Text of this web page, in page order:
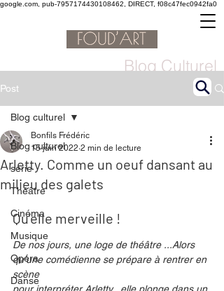
google.com, pub-7957174430108462, DIRECT, f08c47fec0942fa0
Blog Culturel
Post
Blog culturel
serie
Théâtre
Cinéma
Musique
Opéra
Danse
Blog culturel
Arletty. Comme un oeuf dansant au
milieu des galets
Bonfils Frédéric
15 juin 2022 2 min de lecture
Qu’elle merveille !
De nos jours, une loge de théâtre ...Alors
qu’une comédienne se prépare à rentrer en
scène